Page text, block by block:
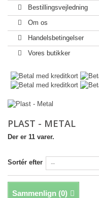
Bestillingsvejledning
Om os
Handelsbetingelser
Vores butikker
PLAST - METAL
Der er 11 varer.
Sortér efter
Sammenlign (0)